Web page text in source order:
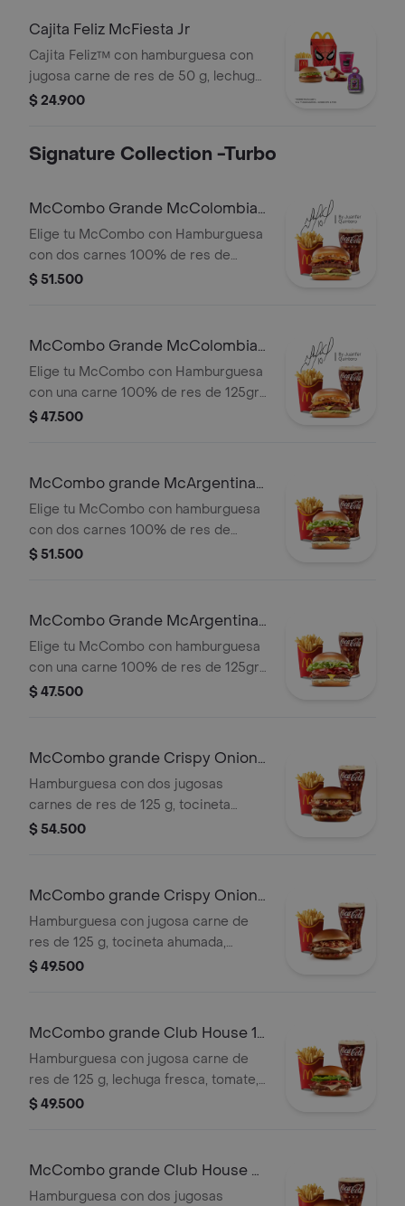
Moraah, papas pequeñas crujientes,
cascos de manzana y juguete a
elección o sujeto a disponibilidad.
Cajita Feliz McFiesta Jr
Cajita Feliz™ con hamburguesa con
jugosa carne de res de 50 g, lechuga
fresca, tomate, mayonesa cremosa y
Moraah, papas pequeñas crujientes,
elección o sujeto a disponibilidad.
$ 24.900
Signature Collection -Turbo
McCombo Grande McColombia
2 Carnes
Elige tu McCombo con Hamburguesa
con dos carnes 100% de res de
125gr c/u, salsa chicharron, cebolla
con papas grandes y gaseosa grande
$ 51.500
McCombo Grande McColombia 1
Carne
Elige tu McCombo con Hamburguesa
con una carne 100% de res de 125gr
c/u, salsa chicharron, cebolla crispy,
papas grandes y gaseosa grande a
$ 47.500
McCombo grande McArgentina
2 Carnes
Elige tu McCombo con hamburguesa
con dos carnes 100% de res de
125gr c/u, salsa mayo chimichurri,
grandes y gaseosa grande a elegir.
$ 51.500
McCombo Grande McArgentina 1
Carne
Elige tu McCombo con hamburguesa
con una carne 100% de res de 125gr,
salsa mayo chimichurri, cebolla
gaseosa grande a elegir.
$ 47.500
McCombo grande Crispy Onion
Barbecue 2 Carnes
Hamburguesa con dos jugosas
carnes de res de 125 g, tocineta
ahumada, queso blanco cremoso,
Acompañada de papas fritas grandes
y bebida grande a elección.
$ 54.500
McCombo grande Crispy Onion
Barbecue 1 Carne
Hamburguesa con jugosa carne de
res de 125 g, tocineta ahumada,
queso blanco cremoso, cebolla
Acompañada de papas fritas grandes
y bebida grande a elección.
$ 49.500
McCombo grande Club House 1
Carne
Hamburguesa con jugosa carne de
res de 125 g, lechuga fresca, tomate,
cebolla grillada, tocineta ahumada,
Acompañada de papas fritas grandes
y bebida grande a elección.
$ 49.500
McCombo grande Club House 2
Carnes
Hamburguesa con dos jugosas